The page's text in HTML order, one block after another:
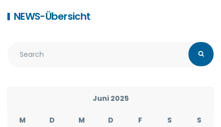
NEWS-Übersicht
Juni 2025
M D M D F S S